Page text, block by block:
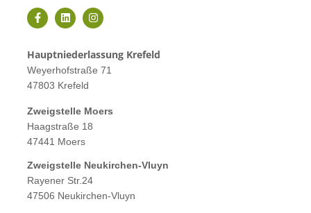
Hauptniederlassung Krefeld
Weyerhofstraße 71
47803 Krefeld
Zweigstelle Moers
Haagstraße 18
47441 Moers
Zweigstelle Neukirchen-Vluyn
Rayener Str.24
47506 Neukirchen-Vluyn